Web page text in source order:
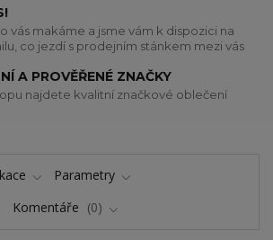
vás makáme a jsme vám k dispozici na
co jezdí s prodejním stánkem mezi vás
A PROVĚŘENÉ ZNAČKY
najdete kvalitní značkové oblečení
Parametry
Komentáře 0